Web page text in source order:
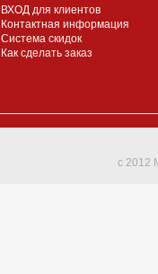
ВХОД для клиентов
Контактная информация
Система скидок
Как сделать заказ
c 2012